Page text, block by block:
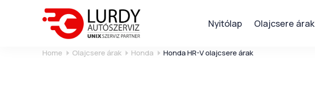
Nyitólap Olajcsere árak
Home Olajcsere árak Honda Honda HR-V olajcsere árak